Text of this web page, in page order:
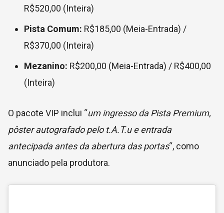
R$520,00 (Inteira)
Pista Comum: R$185,00 (Meia-Entrada) /
R$370,00 (Inteira)
Mezanino: R$200,00 (Meia-Entrada) / R$400,00
(Inteira)
O pacote VIP inclui “um ingresso da Pista Premium,
pôster autografado pelo t.A.T.u e entrada
antecipada antes da abertura das portas“, como
anunciado pela produtora.